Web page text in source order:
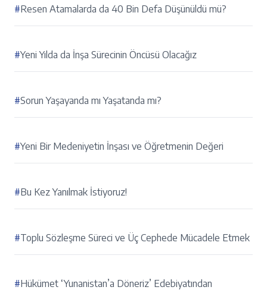
#Resen Atamalarda da 40 Bin Defa Düşünüldü mü?
#Yeni Yılda da İnşa Sürecinin Öncüsü Olacağız
#Sorun Yaşayanda mı Yaşatanda mı?
#Yeni Bir Medeniyetin İnşası ve Öğretmenin Değeri
#Bu Kez Yanılmak İstiyoruz!
#Toplu Sözleşme Süreci ve Üç Cephede Mücadele Etmek
#Hükümet ‘Yunanistan’a Döneriz’ Edebiyatından